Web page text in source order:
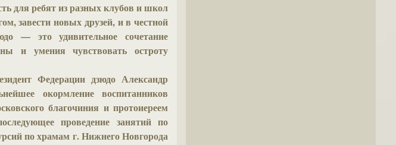
для ребят из разных клубов и школ
завести новых друзей, и в честной
— это удивительное сочетание
и умения чувствовать остроту
Федерации дзюдо Александр
окормление воспитанников
благочиния и протоиереем
проведение занятий по
по храмам г. Нижнего Новгорода